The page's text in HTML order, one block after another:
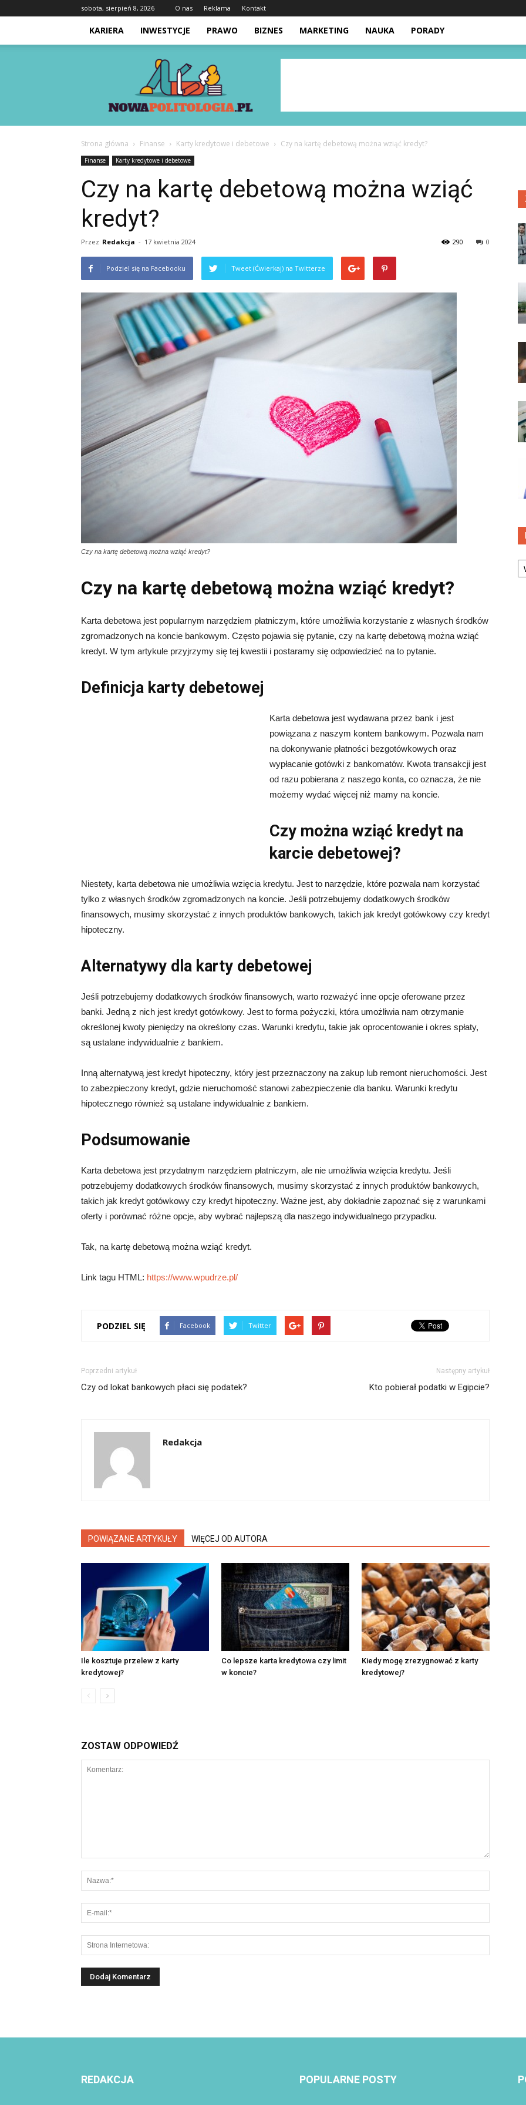
sobota, sierpień 8, 2026 O nas Reklama Kontakt
KARIERA INWESTYCJE PRAWO BIZNES MARKETING NAUKA PORADY
Nowapolitologia.pl
Strona główna Finanse Karty kredytowe i debetowe Czy na kartę debetową można wziąć kredyt?
Finanse Karty kredytowe i debetowe
Czy na kartę debetową można wziąć
kredyt?
Przez Redakcja - 17 kwietnia 2024 0
290
Podziel się na Facebooku Tweet (Ćwierkaj) na Twitterze
Czy na kartę debetową można wziąć kredyt?
Czy na kartę debetową można wziąć kredyt?
Karta debetowa jest popularnym narzędziem płatniczym, które umożliwia korzystanie z własnych środków
zgromadzonych na koncie bankowym. Często pojawia się pytanie, czy na kartę debetową można wziąć
kredyt. W tym artykule przyjrzymy się tej kwestii i postaramy się odpowiedzieć na to pytanie.
Definicja karty debetowej
Karta debetowa jest wydawana przez bank i jest
powiązana z naszym kontem bankowym. Pozwala nam
na dokonywanie płatności bezgotówkowych oraz
wypłacanie gotówki z bankomatów. Kwota transakcji jest
od razu pobierana z naszego konta, co oznacza, że nie
możemy wydać więcej niż mamy na koncie.
Czy można wziąć kredyt na
karcie debetowej?
Niestety, karta debetowa nie umożliwia wzięcia kredytu. Jest to narzędzie, które pozwala nam korzystać
tylko z własnych środków zgromadzonych na koncie. Jeśli potrzebujemy dodatkowych środków
finansowych, musimy skorzystać z innych produktów bankowych, takich jak kredyt gotówkowy czy kredyt
hipoteczny.
Alternatywy dla karty debetowej
Jeśli potrzebujemy dodatkowych środków finansowych, warto rozważyć inne opcje oferowane przez
banki. Jedną z nich jest kredyt gotówkowy. Jest to forma pożyczki, która umożliwia nam otrzymanie
określonej kwoty pieniędzy na określony czas. Warunki kredytu, takie jak oprocentowanie i okres spłaty,
są ustalane indywidualnie z bankiem.
Inną alternatywą jest kredyt hipoteczny, który jest przeznaczony na zakup lub remont nieruchomości. Jest
to zabezpieczony kredyt, gdzie nieruchomość stanowi zabezpieczenie dla banku. Warunki kredytu
hipotecznego również są ustalane indywidualnie z bankiem.
Podsumowanie
Karta debetowa jest przydatnym narzędziem płatniczym, ale nie umożliwia wzięcia kredytu. Jeśli
potrzebujemy dodatkowych środków finansowych, musimy skorzystać z innych produktów bankowych,
takich jak kredyt gotówkowy czy kredyt hipoteczny. Ważne jest, aby dokładnie zapoznać się z warunkami
oferty i porównać różne opcje, aby wybrać najlepszą dla naszego indywidualnego przypadku.
Tak, na kartę debetową można wziąć kredyt.
Link tagu HTML: https://www.wpudrze.pl/
PODZIEL SIĘ Facebook Twitter
Poprzedni artykuł
Czy od lokat bankowych płaci się podatek?
Następny artykuł
Kto pobierał podatki w Egipcie?
Redakcja
POWIĄZANE ARTYKUŁY WIĘCEJ OD AUTORA
Ile kosztuje przelew z karty
kredytowej?
Co lepsze karta kredytowa czy limit
w koncie?
Kiedy mogę zrezygnować z karty
kredytowej?
ZOSTAW ODPOWIEDŹ
REDAKCJA POPULARNE POSTY